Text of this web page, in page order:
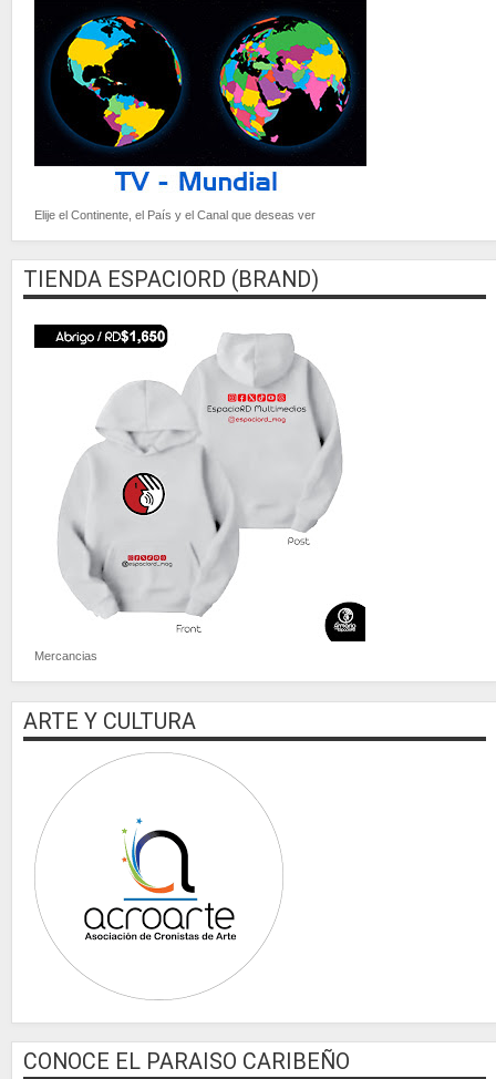
Elije el Continente, el País y el Canal que deseas ver
TIENDA ESPACIORD (BRAND)
Mercancias
ARTE Y CULTURA
CONOCE EL PARAISO CARIBEÑO